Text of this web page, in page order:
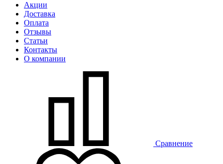
Акции
Доставка
Оплата
Отзывы
Статьи
Контакты
О компании
Сравнение